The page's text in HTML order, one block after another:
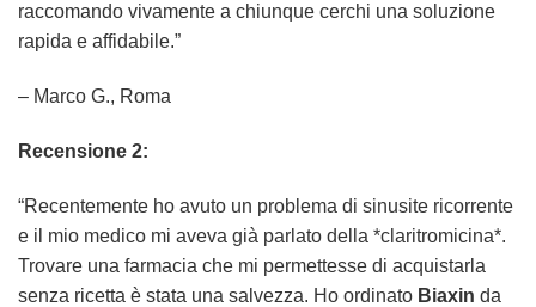
raccomando vivamente a chiunque cerchi una soluzione
rapida e affidabile.”
– Marco G., Roma
Recensione 2:
“Recentemente ho avuto un problema di sinusite ricorrente
e il mio medico mi aveva già parlato della *claritromicina*.
Trovare una farmacia che mi permettesse di acquistarla
senza ricetta è stata una salvezza. Ho ordinato Biaxin da